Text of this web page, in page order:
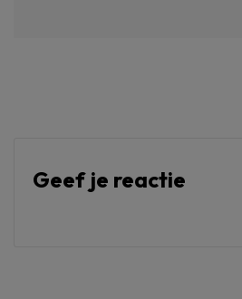
Geef je reactie